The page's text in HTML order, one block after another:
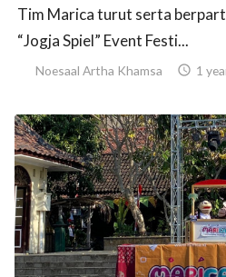
Tim Marica turut serta
“Jogja Spiel” Event Festi...
Noesaal Artha Khamsa  1